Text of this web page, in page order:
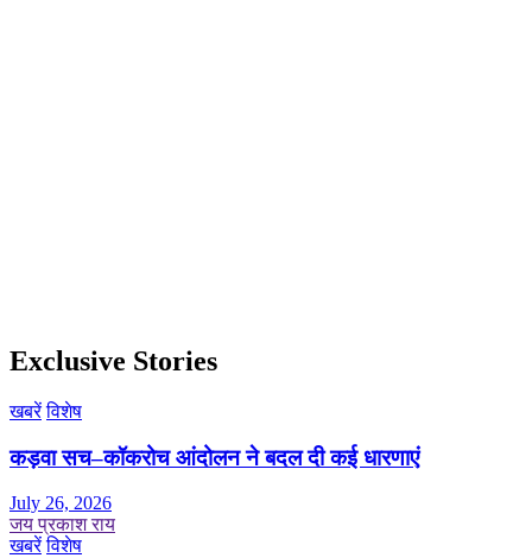
Exclusive Stories
खबरें विशेष
कड़वा सच–कॉकरोच आंदोलन ने बदल दी कई धारणाएं
July 26, 2026
जय प्रकाश राय
खबरें विशेष